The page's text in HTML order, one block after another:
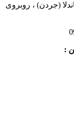
(جردن) ، روبروی
: